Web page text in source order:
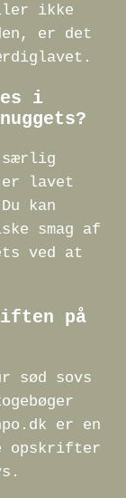
ikke
er det
i
særlig
lavet
kan
smag af
ved at
på
sød sovs
er en
opskrifter